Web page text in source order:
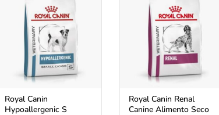
Royal Canin
Hypoallergenic S
Royal Canin Renal
Canine Alimento Seco